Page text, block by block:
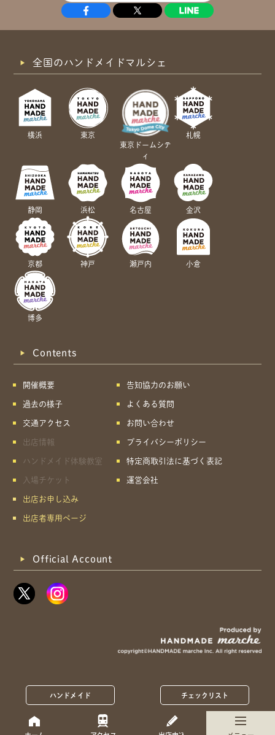
ハンドメイド チェックリスト
全国のハンドメイドマルシェ
横浜
東京
東京ドームシテ
ィ
札幌
静岡 浜松 名古屋 金沢
京都 神戸 瀬戸内 小倉
博多
Contents
開催概要
過去の様子
交通アクセス
出店情報
ハンドメイド体験教室
入場チケット
出店お申し込み
出店者専用ページ
告知協力のお願い
よくある質問
お問い合わせ
プライバシーポリシー
特定商取引法に基づく表記
運営会社
Official Account